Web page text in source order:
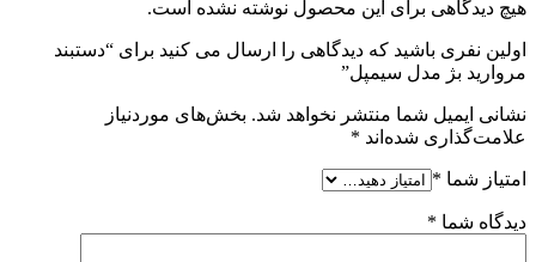
هیچ دیدگاهی برای این محصول نوشته نشده است.
اولین نفری باشید که دیدگاهی را ارسال می کنید برای “دستبند
مروارید بژ مدل سیمپل”
نشانی ایمیل شما منتشر نخواهد شد. بخش‌های موردنیاز
علامت‌گذاری شده‌اند *
امتیاز شما *
دیدگاه شما *